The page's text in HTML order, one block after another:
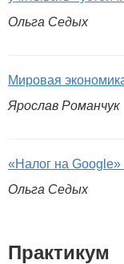
Ольга Седых
Мировая
Ярослав Романчук
«Налог на Google»
Ольга Седых
Практикум